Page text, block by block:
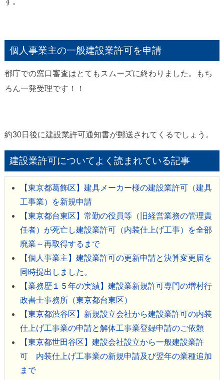
個人事業主の一般建設業許可を申請
都庁での窓口審査はとてもスムーズに終わりました。もち
ろん一発受理です！！
約30日後に建設業許可通知書が郵送されてくるでしょう。
建設業許可についてよく読まれている記事
【東京都葛飾区】建具メーカー様の建設業許可（建具
工事業）を新規申請
【東京都台東区】常勤の役員等（旧経営業務の管理責
任者）が死亡し建設業許可（内装仕上げ工事）を全部
廃業～再取得するまで
【個人事業主】建設業許可の更新申請と決算変更届を
同時提出しました。
【業務歴１５年の実績】建設業新規許可専門の増村行
政書士事務所（東京都台東区）
【東京都渋谷区】新規設立会社から建設業許可の内装
仕上げ工事業の申請と解体工事業登録申請のご依頼
【東京都世田谷区】建設会社設立から一般建設業許
可 内装仕上げ工事業の新規申請及び翌年の業種追加
まで